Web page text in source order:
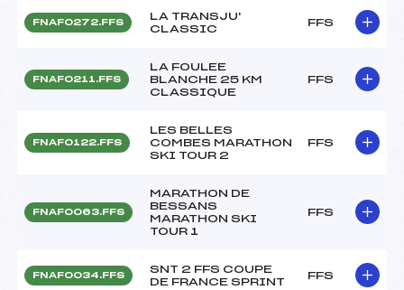
FNAF0272.FFS
LA TRANSJU'
CLASSIC
FFS
FNAF0211.FFS
LA FOULEE
BLANCHE 25 KM
CLASSIQUE
FFS
FNAF0122.FFS
LES BELLES
COMBES MARATHON
SKI TOUR 2
FFS
FNAF0063.FFS
MARATHON DE
BESSANS
MARATHON SKI
TOUR 1
FFS
FNAF0034.FFS
SNT 2 FFS COUPE
DE FRANCE SPRINT
FFS